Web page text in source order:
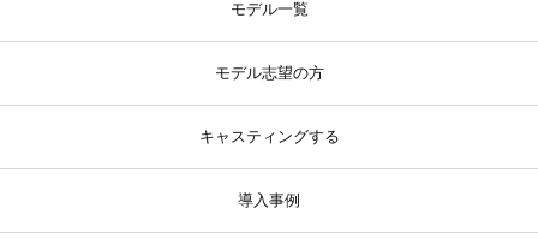
モデル一覧
モデル志望の方
キャスティングする
導入事例